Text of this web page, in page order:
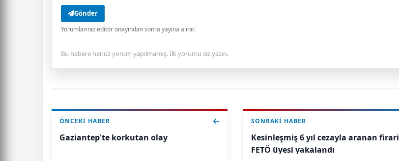
Gönder
Yorumlarınız editör onayından sonra yayına alınır.
Bu habere henüz yorum yapılmamış. İlk yorumu siz yazın.
ÖNCEKI HABER
Gaziantep'te korkutan olay
SONRAKI HABER
Kesinleşmiş 6 yıl cezayla aranan firari
FETÖ üyesi yakalandı